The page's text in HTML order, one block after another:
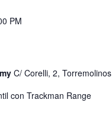
PM
C/ Corelli, 2, Torremolinos
con Trackman Range